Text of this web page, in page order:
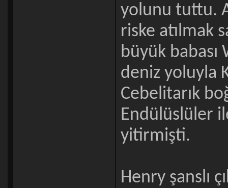
yolunu tuttu.
riske atılmak
büyük babası
deniz yoluyla
Cebelitarık
Endülüslüler
yitirmişti.
Henry şanslı